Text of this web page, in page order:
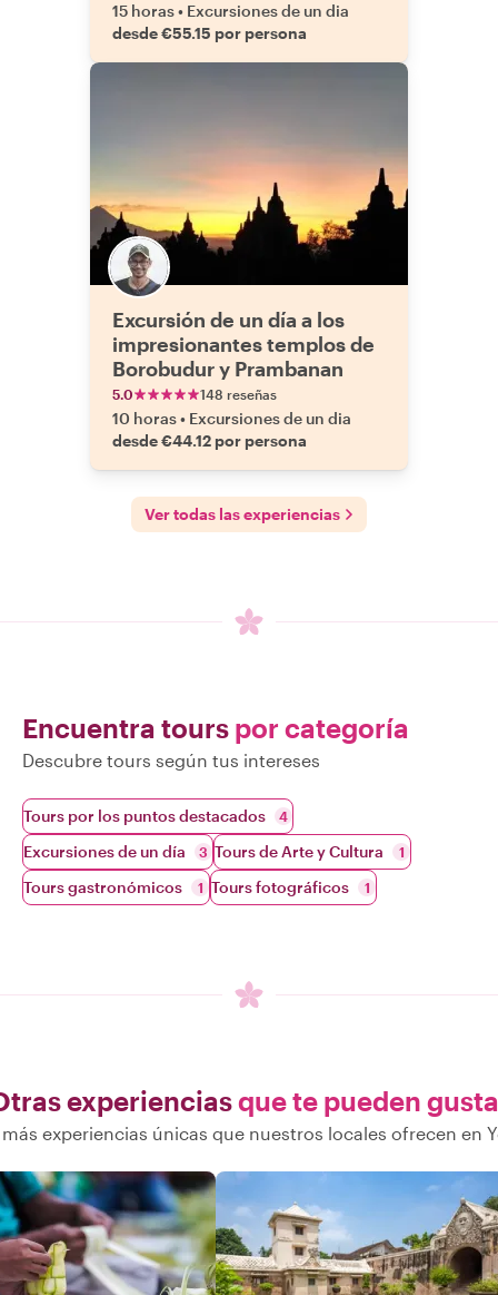
15 horas• Excursiones de un dia
desde €55.15 por persona
Excursión de un día a los
impresionantes templos de
Borobudur y Prambanan
5.0 148 reseñas
10 horas• Excursiones de un dia
desde €44.12 por persona
Ver todas las experiencias
Encuentra tours por categoría
Descubre tours según tus intereses
Tours por los puntos destacados 4
Excursiones de un día 3 Tours de Arte y Cultura 1
Tours gastronómicos 1 Tours fotográficos 1
experienciasque te pueden
experiencias únicas que nuestros locales ofrecen en